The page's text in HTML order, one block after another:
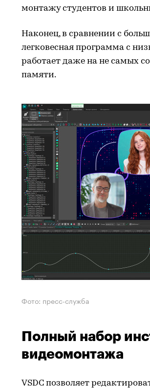
монтажу студентов и
Наконец, в сравнении с
легковесная программа с
работает даже на не самых
памяти.
Фото: пресс-служба
Полный набор
видеомонтажа
VSDC позволяет